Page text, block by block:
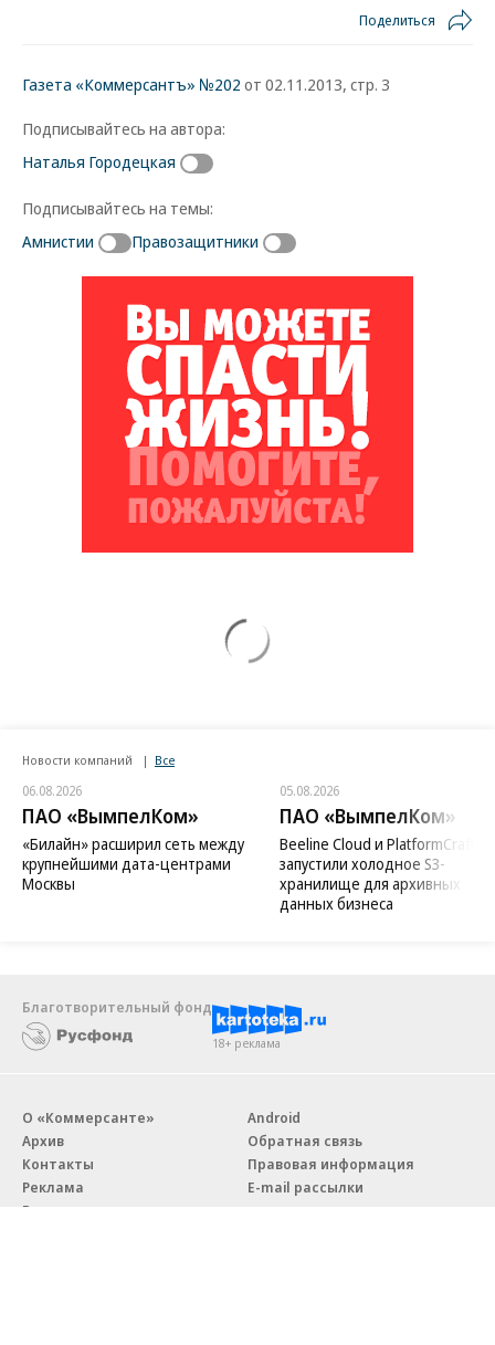
Поделиться
Газета «Коммерсантъ» №202 от 02.11.2013, стр. 3
Подписывайтесь на автора:
Наталья Городецкая
Подписывайтесь на темы:
Амнистии
Правозащитники
Новости компаний Все
06.08.2026
ПАО «ВымпелКом»
«Билайн» расширил сеть между
крупнейшими дата-центрами
Москвы
05.08.2026
ПАО «ВымпелКом»
Beeline Cloud и PlatformCraft
запустили холодное S3-
хранилище для архивных
данных бизнеса
Благотворительный фонд
18+ реклама
О «Коммерсанте»
Архив
Контакты
Реклама
Вакансии
Android
Обратная связь
Правовая информация
E-mail рассылки